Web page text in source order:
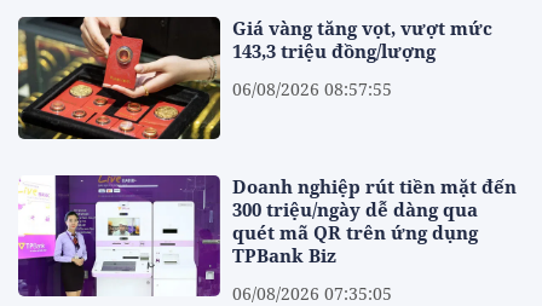
Giá vàng tăng vọt, vượt mức
143,3 triệu đồng/lượng
06/08/2026 08:57:55
Doanh nghiệp rút tiền mặt đến
300 triệu/ngày dễ dàng qua
quét mã QR trên ứng dụng
TPBank Biz
06/08/2026 07:35:05